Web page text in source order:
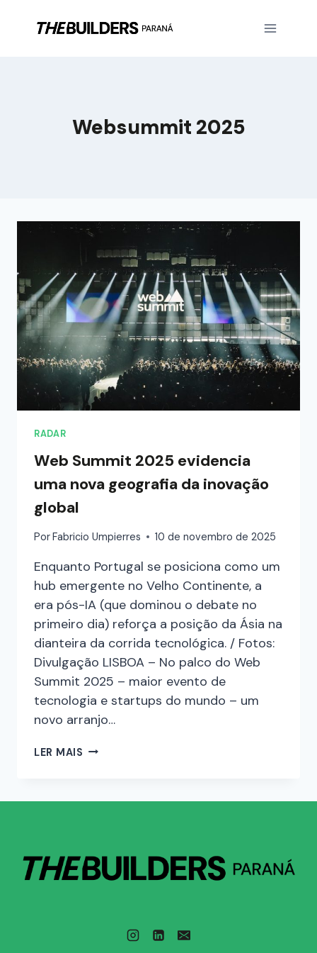
Websummit 2025
RADAR
Web Summit 2025 evidencia
uma nova geografia da inovação
global
PorFabricio Umpierres 10 de novembro de 2025
Enquanto Portugal se posiciona como um
hub emergente no Velho Continente, a
era pós-IA (que dominou o debate no
primeiro dia) reforça a posição da Ásia na
dianteira da corrida tecnológica. / Fotos:
Divulgação LISBOA – No palco do Web
Summit 2025 – maior evento de
tecnologia e startups do mundo – um
novo arranjo…
LER MAIS